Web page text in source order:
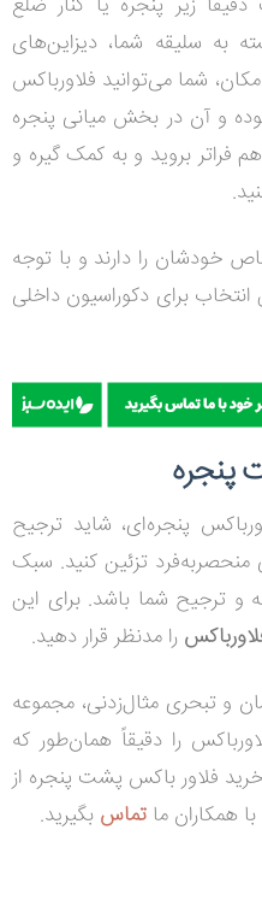
زیر پنجره یا کنار ضلع
به سلیقه شما، دیزاین‌های
شما می‌توانید فلاورباکس
و آن در بخش میانی پنجره
فراتر بروید و به کمک گیره و
خودشان را دارند و با توجه
برای دکوراسیون داخلی
پنجره
پنجره‌ای، شاید ترجیح
تزئین کنید. سبک
و ترجیح شما باشد. برای این
را مدنظر قرار دهید.
و تبحری مثال‌زدنی، مجموعه
را دقیقاً همان‌طور که
خرید فلاور باکس پشت پنجره از
همکاران ما تماس بگیرید.